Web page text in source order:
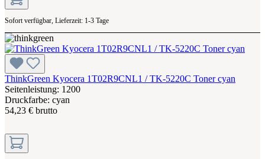
Sofort verfügbar, Lieferzeit: 1-3 Tage
ThinkGreen Kyocera 1T02R9CNL1 / TK-5220C Toner cyan
Seitenleistung: 1200
Druckfarbe: cyan
54,23 € brutto